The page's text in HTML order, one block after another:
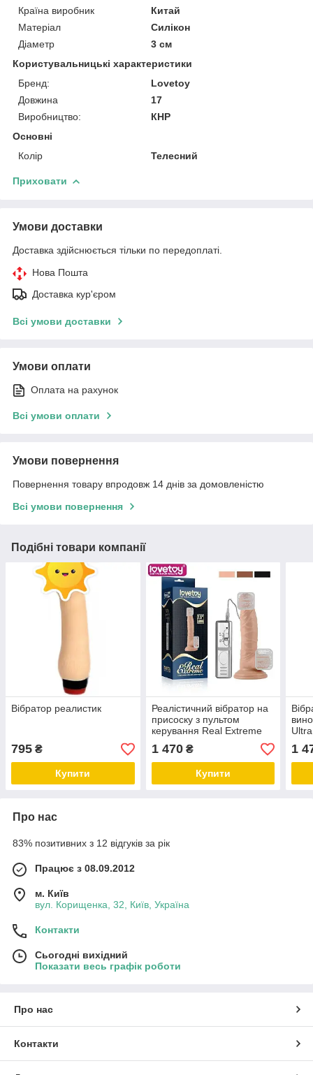
Країна виробник
Китай
Матеріал
Силікон
Діаметр
3 см
Користувальницькі характеристики
Бренд:
Lovetoy
Довжина
17
Виробництво:
КНР
Основні
Колір
Телесний
Приховати
Умови доставки
Доставка здійснюється тільки по передоплаті.
Нова Пошта
Доставка кур'єром
Всі умови доставки
Умови оплати
Оплата на рахунок
Всі умови оплати
Умови повернення
Повернення товару впродовж 14 днів за домовленістю
Всі умови повернення
Подібні товари компанії
Вібратор реалистик
795 ₴
Купити
Реалістичний вібратор на
присоску з пультом
керування Real Extreme
Vibrating Dildo 7.5
1 470₴
Купити
1
Про нас
83% позитивних з 12 відгуків за рік
Працює з 08.09.2012
м. Київ
вул. Корищенка, 32, Київ, Україна
Контакти
Сьогодні вихідний
Показати весь графік роботи
Про нас
Контакти